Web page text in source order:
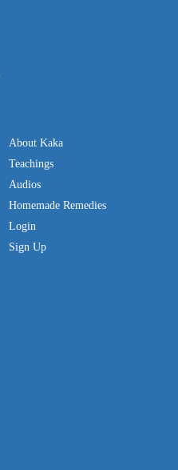
About Kaka
Teachings
Audios
Homemade Remedies
Login
Sign Up